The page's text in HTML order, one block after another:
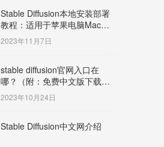
Stable Diffusion本地安装部署
教程：适用于苹果电脑Mac
OS系统M系列芯片：
MacBook/iMac等
2023年11月7日
stable diffusion官网入口在
哪？（附：免费中文版下载安
装教程）
2023年10月24日
Stable Diffusion中文网介绍